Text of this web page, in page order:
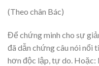
(Theo chân Bác)
Để chứng minh cho sự
đã dẫn chứng câu nói nổi
hơn độc lập, tự do.